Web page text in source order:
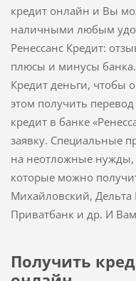
кредит онлайн и Вы
наличными любым
Ренессанс Кредит:
плюсы и минусы банка.
Кредит деньги, чтобы
этом получить
кредит в банке
заявку. Специальные
на неотложные
которые можно
Михайловский, Дельта
Приватбанк и др. И Вам
Получить